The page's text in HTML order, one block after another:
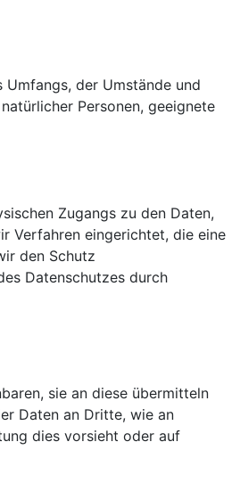
der Umstände und
Personen, geeignete
Zugangs zu den Daten,
Verfahren eingerichtet, die eine
den Schutz
Datenschutzes durch
sie an diese übermitteln
Daten an Dritte, wie an
dies vorsieht oder auf